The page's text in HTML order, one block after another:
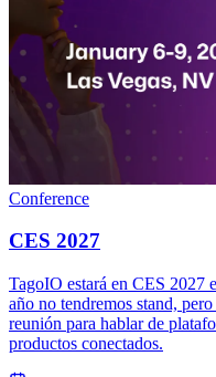
Conference
CES 2027
TagoIO estará en CES 2027
año no tendremos stand,
reunión para hablar de
productos conectados.